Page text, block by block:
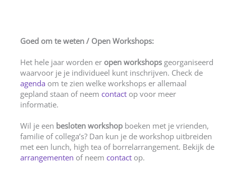
Goed om te weten / Open Workshops:
Het hele jaar worden er open workshops georganiseerd
waarvoor je je individueel kunt inschrijven. Check de
agenda om te zien welke workshops er allemaal
gepland staan of neem contact op voor meer
informatie.
Wil je een besloten workshop boeken met je vrienden,
familie of collega’s? Dan kun je de workshop uitbreiden
met een lunch, high tea of borrelarrangement. Bekijk de
arrangementen of neem contact op.